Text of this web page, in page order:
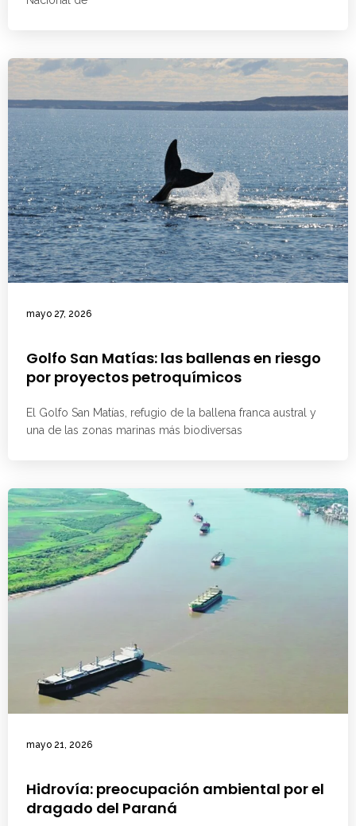
mayo 27, 2026
Golfo San Matías: las ballenas en riesgo
por proyectos petroquímicos
El Golfo San Matías, refugio de la ballena franca austral y
una de las zonas marinas más biodiversas
mayo 21, 2026
Hidrovía: preocupación ambiental por el
dragado del Paraná